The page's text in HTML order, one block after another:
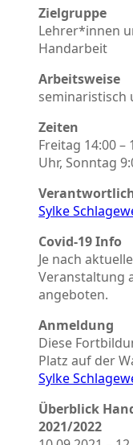
Zielgruppe
Lehrer*innen
Handarbeit
Arbeitsweise
seminaristisch
Zeiten
Freitag 14:00 –
Uhr, Sonntag
Sylke
Covid-19 Info
Je nach
Veranstaltung
angeboten.
Anmeldung
Diese
Platz auf der
Sylke
Überblick
2021/2022